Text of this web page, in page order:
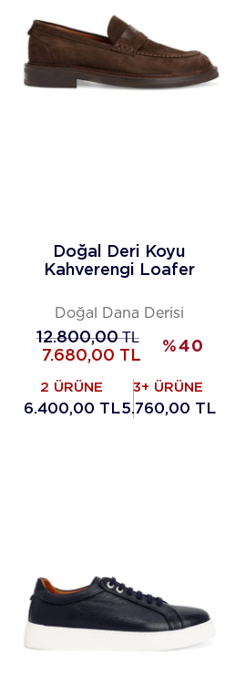
Doğal Deri Koyu
Kahverengi Loafer
Doğal Dana Derisi
12.800,00TL
7.680,00 TL
%40
2 ÜRÜNE
6.400,00 TL
3+ ÜRÜNE
5.760,00 TL